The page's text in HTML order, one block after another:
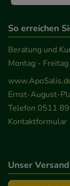
So erreichen
Beratung und
Montag -
Ernst-August-
Telefon 0511
Kontaktformular
Unser